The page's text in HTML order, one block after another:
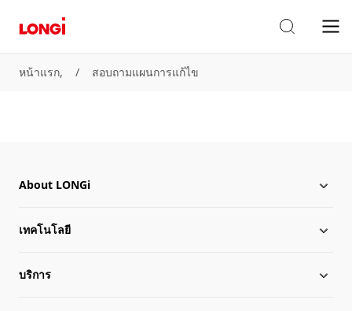
หน้าแรก, / สอบถามแผนการแก้ไข
About LONGi
เกี่ยวกับ LONGi
เหตุการณ์สำคัญ
เทคโนโลยี
ข่าว LONGi
บริการ